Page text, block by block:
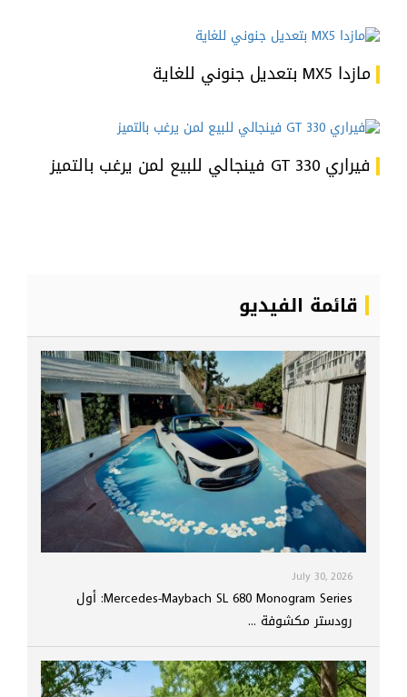
مازدا MX5 بتعديل جنوني للغاية
فيراري 330 GT فينجالي للبيع لمن يرغب بالتميز
قائمة الفيديو
July 30, 2026
Mercedes-Maybach SL 680 Monogram Series: أول
رودستر مكشوفة ...